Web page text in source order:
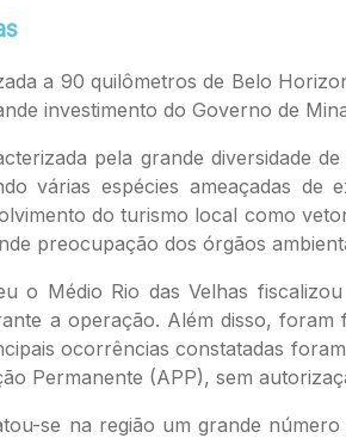
a 90 quilômetros de Belo
investimento do Governo de
pela grande diversidade
várias espécies ameaçadas
do turismo local como
preocupação dos órgãos
o Médio Rio das Velhas
a operação. Além disso,
ocorrências constatadas
Permanente (APP), sem
se na região um grande